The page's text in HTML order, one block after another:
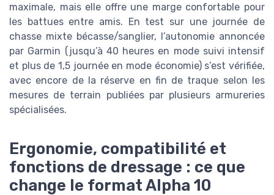
maximale, mais elle offre une marge confortable pour
les battues entre amis. En test sur une journée de
chasse mixte bécasse/sanglier, l’autonomie annoncée
par Garmin (jusqu’à 40 heures en mode suivi intensif
et plus de 1,5 journée en mode économie) s’est vérifiée,
avec encore de la réserve en fin de traque selon les
mesures de terrain publiées par plusieurs armureries
spécialisées.
Ergonomie, compatibilité et
fonctions de dressage : ce que
change le format Alpha 10